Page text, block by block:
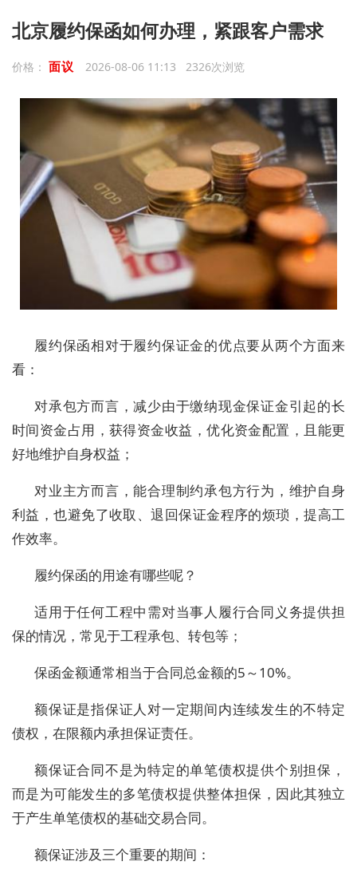
北京履约保函如何办理，紧跟客户需求
价格： 面议 2026-08-06 11:13 2326次浏览
履约保函相对于履约保证金的优点要从两个方面来
看：
对承包方而言，减少由于缴纳现金保证金引起的长
时间资金占用，获得资金收益，优化资金配置，且能更
好地维护自身权益；
对业主方而言，能合理制约承包方行为，维护自身
利益，也避免了收取、退回保证金程序的烦琐，提高工
作效率。
履约保函的用途有哪些呢？
适用于任何工程中需对当事人履行合同义务提供担
保的情况，常见于工程承包、转包等；
保函金额通常相当于合同总金额的5～10%。
额保证是指保证人对一定期间内连续发生的不特定
债权，在限额内承担保证责任。
额保证合同不是为特定的单笔债权提供个别担保，
而是为可能发生的多笔债权提供整体担保，因此其独立
于产生单笔债权的基础交易合同。
额保证涉及三个重要的期间：